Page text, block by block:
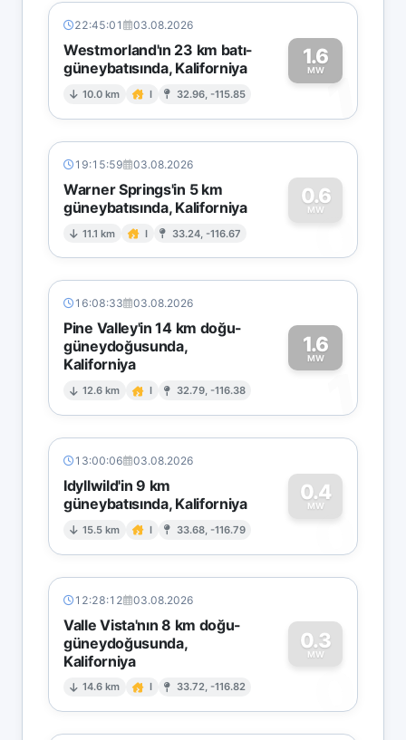
22:45:01 03.08.2026
Westmorland'ın 23 km batı-
güneybatısında, Kaliforniya
10.0 km I 32.96, -115.85
1.6
MW1
19:15:59 03.08.2026
Warner Springs'in 5 km
güneybatısında, Kaliforniya
11.1 km I 33.24, -116.67
0.6
MW
0
16:08:33 03.08.2026
Pine Valley'in 14 km doğu-
güneydoğusunda,
Kaliforniya
12.6 km I 32.79, -116.38
1.6
MW
1
13:00:06 03.08.2026
Idyllwild'in 9 km
güneybatısında, Kaliforniya
15.5 km I 33.68, -116.79
0.4
MW
0
12:28:12 03.08.2026
Valle Vista'nın 8 km doğu-
güneydoğusunda,
Kaliforniya
14.6 km I 33.72, -116.82
0.3
MW
0